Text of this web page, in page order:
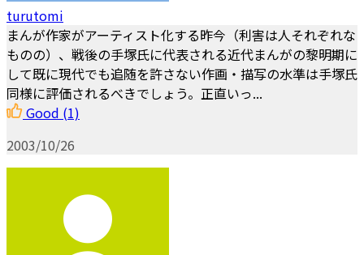
turutomi
まんが作家がアーティスト化する昨今（利害は人それぞれな
ものの）、戦後の手塚氏に代表される近代まんがの黎明期に
して既に現代でも追随を許さない作画・描写の水準は手塚氏
同様に評価されるべきでしょう。正直いっ...
Good (1)
2003/10/26